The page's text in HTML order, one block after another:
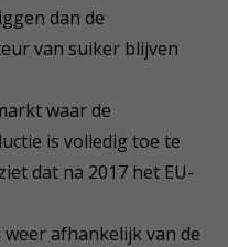
dan de
van suiker blijven
waar de
is volledig toe te
dat na 2017 het EU-
afhankelijk van de